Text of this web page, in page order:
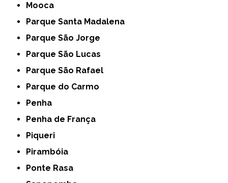
Mooca
Parque Santa Madalena
Parque São Jorge
Parque São Lucas
Parque São Rafael
Parque do Carmo
Penha
Penha de França
Piqueri
Pirambóia
Ponte Rasa